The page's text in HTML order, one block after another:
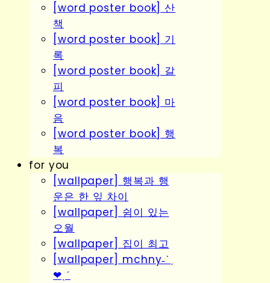
[word poster book] 산
책
[word poster book] 기
록
[word poster book] 갈
피
[word poster book] 마
음
[word poster book] 행
복
for you
[wallpaper] 행복과 행
운은 한 잎 차이
[wallpaper] 쉼이 있는
오월
[wallpaper] 집이 최고
[wallpaper] mchny˗ˋˏ
❤︎ˎˊ